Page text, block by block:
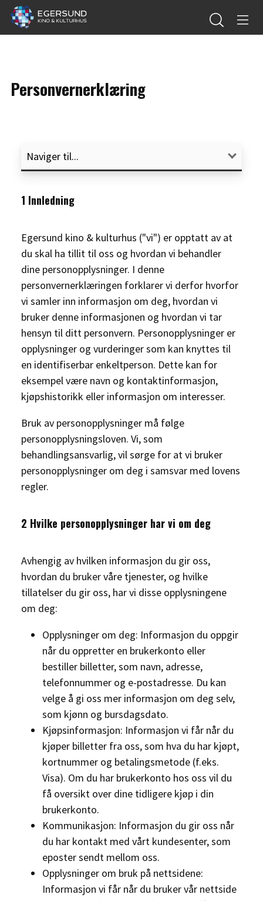
Personvernerklæring
1 Innledning
Egersund kino & kulturhus ("vi") er opptatt av at
du skal ha tillit til oss og hvordan vi behandler
dine personopplysninger. I denne
personvernerklæringen forklarer vi derfor hvorfor
vi samler inn informasjon om deg, hvordan vi
bruker denne informasjonen og hvordan vi tar
hensyn til ditt personvern. Personopplysninger er
opplysninger og vurderinger som kan knyttes til
en identifiserbar enkeltperson. Dette kan for
eksempel være navn og kontaktinformasjon,
kjøpshistorikk eller informasjon om interesser.
Bruk av personopplysninger må følge
personopplysningsloven. Vi, som
behandlingsansvarlig, vil sørge for at vi bruker
personopplysninger om deg i samsvar med lovens
regler.
2 Hvilke personopplysninger har vi om deg
Avhengig av hvilken informasjon du gir oss,
hvordan du bruker våre tjenester, og hvilke
tillatelser du gir oss, har vi disse opplysningene
om deg:
Opplysninger om deg: Informasjon du oppgir
når du oppretter en brukerkonto eller
bestiller billetter, som navn, adresse,
telefonnummer og e-postadresse. Du kan
velge å gi oss mer informasjon om deg selv,
som kjønn og bursdagsdato.
Kjøpsinformasjon: Informasjon vi får når du
kjøper billetter fra oss, som hva du har kjøpt,
kortnummer og betalingsmetode (f.eks.
Visa). Om du har brukerkonto hos oss vil du
få oversikt over dine tidligere kjøp i din
brukerkonto.
Kommunikasjon: Informasjon du gir oss når
du har kontakt med vårt kundesenter, som
eposter sendt mellom oss.
Opplysninger om bruk på nettsidene:
Informasjon vi får når du bruker vår nettside